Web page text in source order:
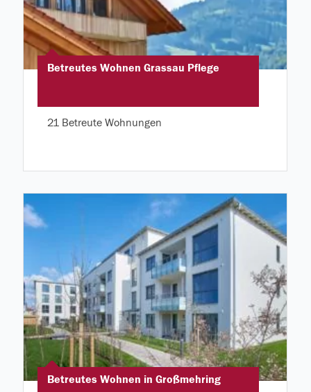
Betreutes Wohnen Grassau Pflege
21 Betreute Wohnungen
Betreutes Wohnen in Großmehring